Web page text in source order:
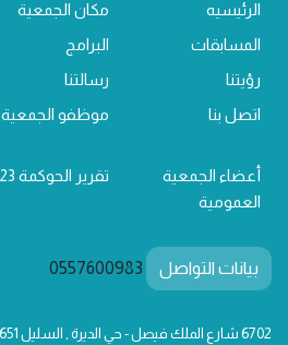
الرئيسيه مكان الجمعية
المسابقات
البرامج
رؤيتنا
رسالتنا
اتصل بنا
موظفو الجمعية
أعضاء الجمعية
العمومية
تقرير الحوكمة 2023
بيانات التواصل 0557600983
6702 شارع الملك فيصل - حي الديرة , السليل 18651